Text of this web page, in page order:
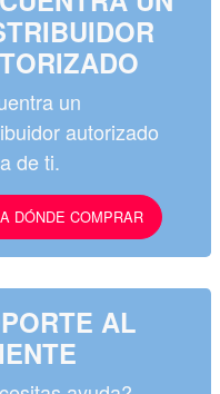
un
autorizado
de ti.
DÓNDE COMPRAR
AL